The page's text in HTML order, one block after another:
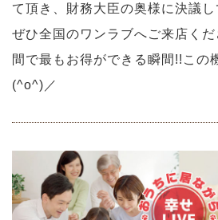
て頂き、財務大臣の奥様に決議
ぜひ全国のワンラブへご来店
間で最もお得ができる瞬間!!この
(^o^)／